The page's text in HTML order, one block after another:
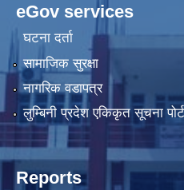
eGov services
घटना दर्ता
सामाजिक सुरक्षा
नागरिक वडापत्र
लुम्बिनी प्रदेश एकिकृत सूचना
Reports